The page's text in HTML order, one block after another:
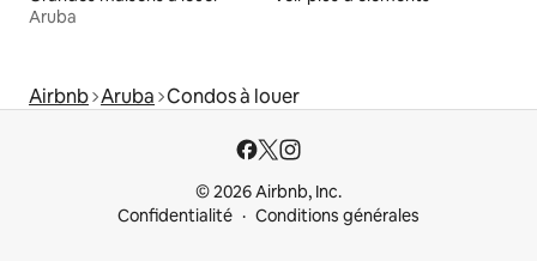
Aruba
Airbnb Aruba Condos à louer
© 2026 Airbnb, Inc.
Confidentialité
Conditions générales